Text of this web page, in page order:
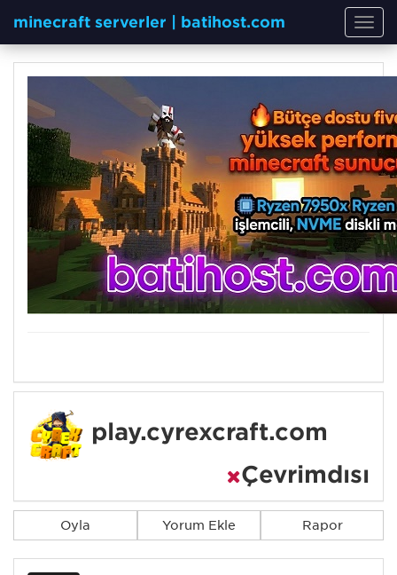
minecraft serverler | batihost.com
play.cyrexcraft.com
Çevrimdışı
Oyla Yorum Ekle Rapor